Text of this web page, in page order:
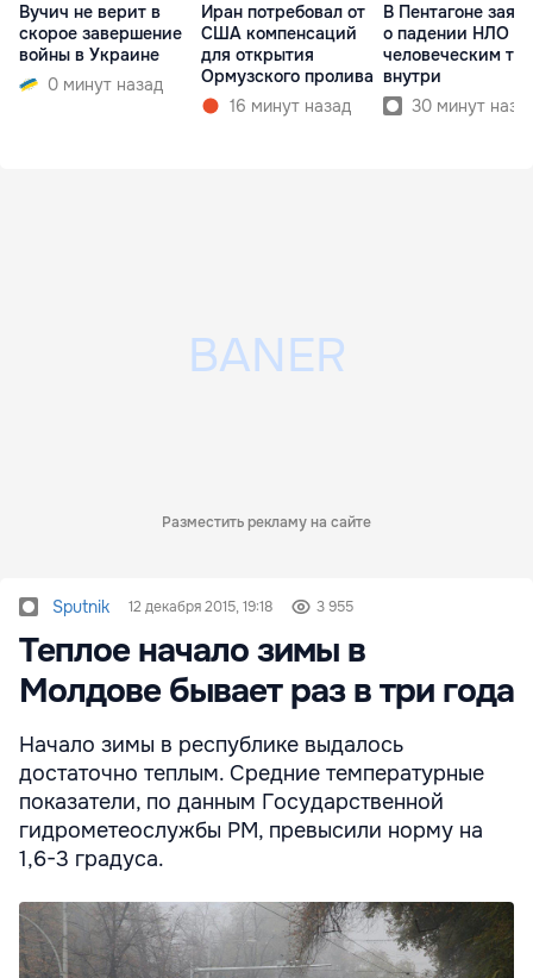
Вучич не верит в
скорое завершение
войны в Украине
0 минут назад
Иран потребовал от
США компенсаций
для открытия
Ормузского пролива
16 минут назад
В Пентагоне
о падении НЛО с
человеческим
внутри
30 минут
Разместить рекламу на сайте
Sputnik 12 декабря 2015, 19:18 3 955
Теплое начало зимы в
Молдове бывает раз в три года
Начало зимы в республике выдалось
достаточно теплым. Средние температурные
показатели, по данным Государственной
гидрометеослужбы РМ, превысили норму на
1,6-3 градуса.